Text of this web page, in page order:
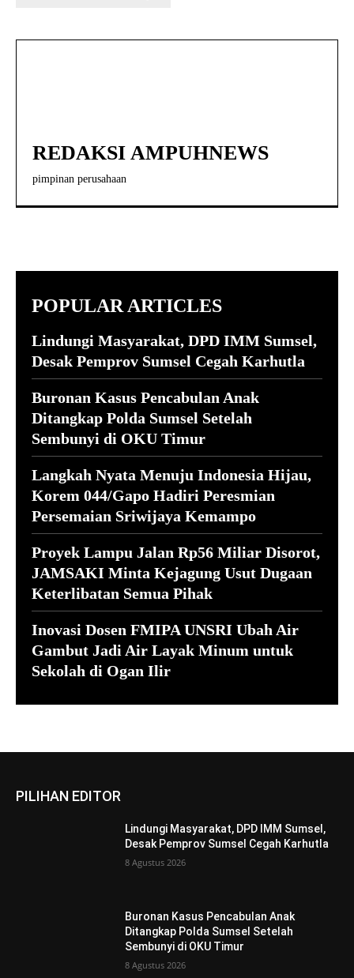
REDAKSI AMPUHNEWS
pimpinan perusahaan
POPULAR ARTICLES
Lindungi Masyarakat, DPD IMM Sumsel,
Desak Pemprov Sumsel Cegah Karhutla
Buronan Kasus Pencabulan Anak
Ditangkap Polda Sumsel Setelah
Sembunyi di OKU Timur
Langkah Nyata Menuju Indonesia Hijau,
Korem 044/Gapo Hadiri Peresmian
Persemaian Sriwijaya Kemampo
Proyek Lampu Jalan Rp56 Miliar Disorot,
JAMSAKI Minta Kejagung Usut Dugaan
Keterlibatan Semua Pihak
Inovasi Dosen FMIPA UNSRI Ubah Air
Gambut Jadi Air Layak Minum untuk
Sekolah di Ogan Ilir
PILIHAN EDITOR
Lindungi Masyarakat, DPD IMM Sumsel,
Desak Pemprov Sumsel Cegah Karhutla
8 Agustus 2026
Buronan Kasus Pencabulan Anak
Ditangkap Polda Sumsel Setelah
Sembunyi di OKU Timur
8 Agustus 2026